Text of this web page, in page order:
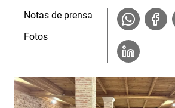
Notas de prensa
Fotos